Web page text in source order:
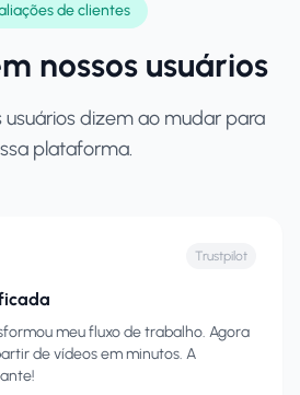
de clientes
nossos usuários
usuários dizem ao mudar para
plataforma.
Trustpilot
meu fluxo de trabalho. Agora
de vídeos em minutos. A